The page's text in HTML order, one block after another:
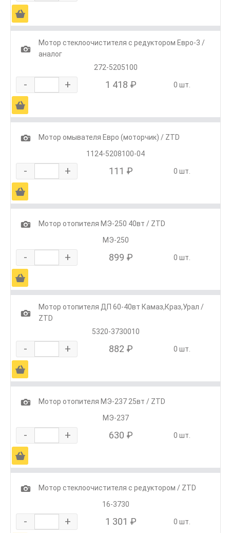
Ä
1
Мотор стеклоочистителя с редуктором Евро-3 /
аналог
272-5205100
- + 1 418 ₽ 0 шт.
Ä
1
Мотор омывателя Евро (моторчик) / ZTD
1124-5208100-04
- + 111 ₽ 0 шт.
Ä
1
Мотор отопителя МЭ-250 40вт / ZTD
МЭ-250
- + 899 ₽ 0 шт.
Ä
1
Мотор отопителя ДП 60-40вт Камаз,Краз,Урал /
ZTD
5320-3730010
- + 882 ₽ 0 шт.
Ä
1
Мотор отопителя МЭ-237 25вт / ZTD
МЭ-237
- + 630 ₽ 0 шт.
Ä
1
Мотор стеклоочистителя с редуктором / ZTD
16-3730
- + 1 301 ₽ 0 шт.